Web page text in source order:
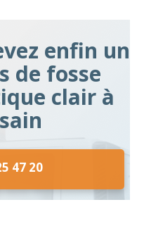
enfin un
de fosse
clair à
47 20